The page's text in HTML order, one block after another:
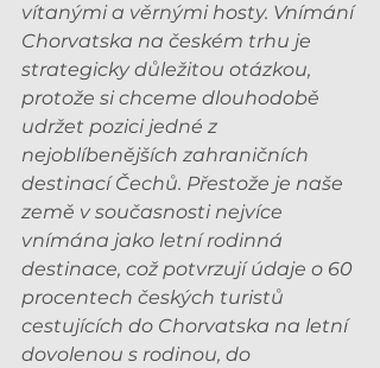
vítanými a věrnými hosty. Vnímání
Chorvatska na českém trhu je
strategicky důležitou otázkou,
protože si chceme dlouhodobě
udržet pozici jedné z
nejoblíbenějších zahraničních
destinací Čechů. Přestože je naše
země v současnosti nejvíce
vnímána jako letní rodinná
destinace, což potvrzují údaje o 60
procentech českých turistů
cestujících do Chorvatska na letní
dovolenou s rodinou, do